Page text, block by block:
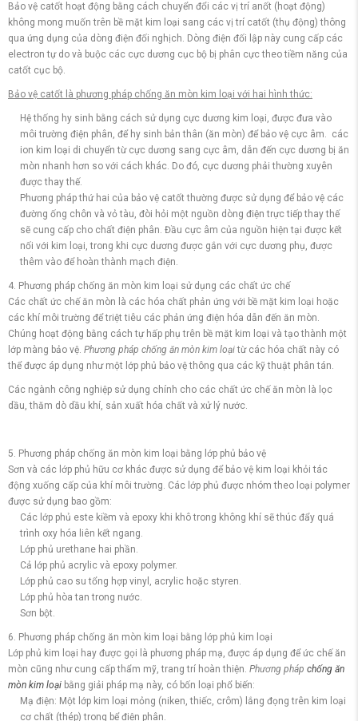
Bảo vệ catốt hoạt động bằng cách chuyển đổi các vị trí anốt (hoạt động)
không mong muốn trên bề mặt kim loại sang các vị trí catốt (thụ động) thông
qua ứng dụng của dòng điện đối nghịch. Dòng điện đối lập này cung cấp các
electron tự do và buộc các cực dương cục bộ bị phân cực theo tiềm năng của
catốt cục bộ.
Bảo vệ catốt là phương pháp chống ăn mòn kim loại với hai hình thức:
Hệ thống hy sinh bằng cách sử dụng cực dương kim loại, được đưa vào
môi trường điện phân, để hy sinh bản thân (ăn mòn) để bảo vệ cực âm. các
ion kim loại di chuyển từ cực dương sang cực âm, dẫn đến cực dương bị ăn
mòn nhanh hơn so với cách khác. Do đó, cực dương phải thường xuyên
được thay thế.
Phương pháp thứ hai của bảo vệ catốt thường được sử dụng để bảo vệ các
đường ống chôn và vỏ tàu, đòi hỏi một nguồn dòng điện trực tiếp thay thế
sẽ cung cấp cho chất điện phân. Đầu cực âm của nguồn hiện tại được kết
nối với kim loại, trong khi cực dương được gắn với cực dương phụ, được
thêm vào để hoàn thành mạch điện.
4. Phương pháp chống ăn mòn kim loại sử dụng các chất ức chế
Các chất ức chế ăn mòn là các hóa chất phản ứng với bề mặt kim loại hoặc
các khí môi trường để triệt tiêu các phản ứng điện hóa dẫn đến ăn mòn.
Chúng hoạt động bằng cách tự hấp phụ trên bề mặt kim loại và tạo thành một
lớp màng bảo vệ. Phương pháp chống ăn mòn kim loạitừ các hóa chất này có
thể được áp dụng như một lớp phủ bảo vệ thông qua các kỹ thuật phân tán.
Các ngành công nghiệp sử dụng chính cho các chất ức chế ăn mòn là lọc
dầu, thăm dò dầu khí, sản xuất hóa chất và xử lý nước.
5. Phương pháp chống ăn mòn kim loại bằng lớp phủ bảo vệ
Sơn và các lớp phủ hữu cơ khác được sử dụng để bảo vệ kim loại khỏi tác
động xuống cấp của khí môi trường. Các lớp phủ được nhóm theo loại polymer
được sử dụng bao gồm:
Các lớp phủ este kiềm và epoxy khi khô trong không khí sẽ thúc đẩy quá
trình oxy hóa liên kết ngang.
Lớp phủ urethane hai phần.
Cả lớp phủ acrylic và epoxy polymer.
Lớp phủ cao su tổng hợp vinyl, acrylic hoặc styren.
Lớp phủ hòa tan trong nước.
Sơn bột.
6. Phương pháp chống ăn mòn kim loại bằng lớp phủ kim loại
Lớp phủ kim loại hay được gọi là phương pháp mạ, được áp dụng để ức chế ăn
mòn cũng như cung cấp thẩm mỹ, trang trí hoàn thiện. Phương pháp chống ăn
mòn kim loại bằng giải pháp mạ này, có bốn loại phổ biến:
Mạ điện: Một lớp kim loại mỏng (niken, thiếc, crôm) lắng đọng trên kim loại
cơ chất (thép) trong bể điện phân.